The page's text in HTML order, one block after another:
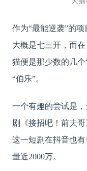
作为“最能逆袭”的
大概是七三开，而
猫便是那少数的几
“伯乐”。
一个有趣的尝试是
剧《接招吧！前夫
这一短剧在抖音也
量近2000万。